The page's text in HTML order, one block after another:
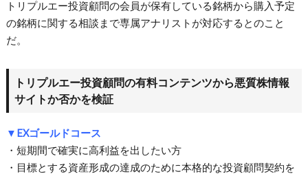
トリプルエー投資顧問の会員が保有している銘柄から購入予定
の銘柄に関する相談まで専属アナリストが対応するとのこと
だ。
トリプルエー投資顧問の有料コンテンツから悪質株情報
サイトか否かを検証
▼EXゴールドコース
・短期間で確実に高利益を出したい方
・目標とする資産形成の達成のために本格的な投資顧問契約を